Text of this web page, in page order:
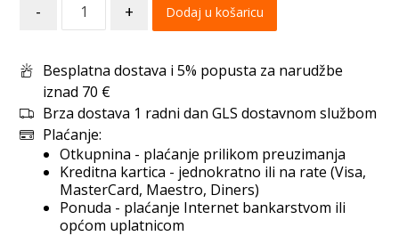
- + Dodaj u košaricu
Besplatna dostava i 5% popusta za narudžbe
iznad 70 €
Brza dostava 1 radni dan GLS dostavnom službom
Plaćanje:
Otkupnina - plaćanje prilikom preuzimanja
Kreditna kartica - jednokratno ili na rate (Visa,
MasterCard, Maestro, Diners)
Ponuda - plaćanje Internet bankarstvom ili
općom uplatnicom